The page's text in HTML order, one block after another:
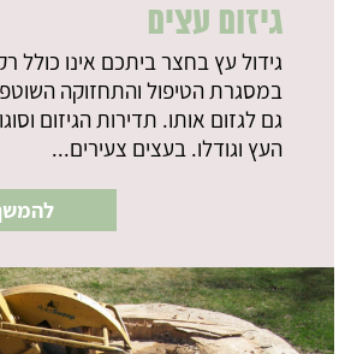
גיזום עצים
גידול עץ בחצר ביתכם אינו כולל
במסגרת הטיפול והתחזוקה
גם לגזום אותו. תדירות הגיזום
העץ וגודלו. בעצים צעירים...